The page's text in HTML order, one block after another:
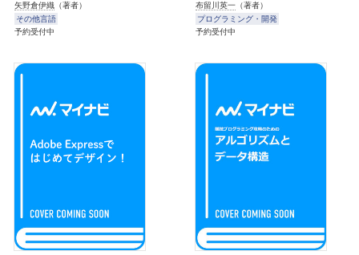
矢野倉伊織 （著者）
その他言語
予約受付中
布留川英一 （著者）
プログラミング・開発
予約受付中